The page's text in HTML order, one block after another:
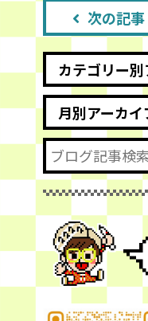
次の記事